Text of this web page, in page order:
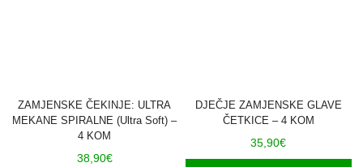
ZAMJENSKE ČEKINJE: ULTRA
MEKANE SPIRALNE (Ultra Soft) –
4 KOM
38,90€
DJEČJE ZAMJENSKE GLAVE
ČETKICE – 4 KOM
35,90€